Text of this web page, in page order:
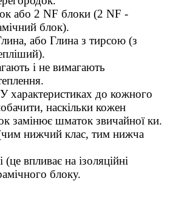
або 2 NF блоки (2 NF -
блок).
або Глина з тирсою (з
і не вимагають
характеристиках до кожного
наскільки кожен
замінює шматок звичайної ки.
нижчий клас, тим нижча
впливає на ізоляційні
блоку.